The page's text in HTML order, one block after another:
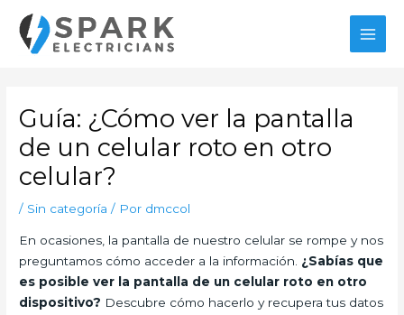
contenido
Guía: ¿Cómo ver la pantalla
de un celular roto en otro
celular?
/ Sin categoría / Por dmccol
En ocasiones, la pantalla de nuestro celular se rompe y nos
preguntamos cómo acceder a la información. ¿Sabías que
es posible ver la pantalla de un celular roto en otro
dispositivo? Descubre cómo hacerlo y recupera tus datos